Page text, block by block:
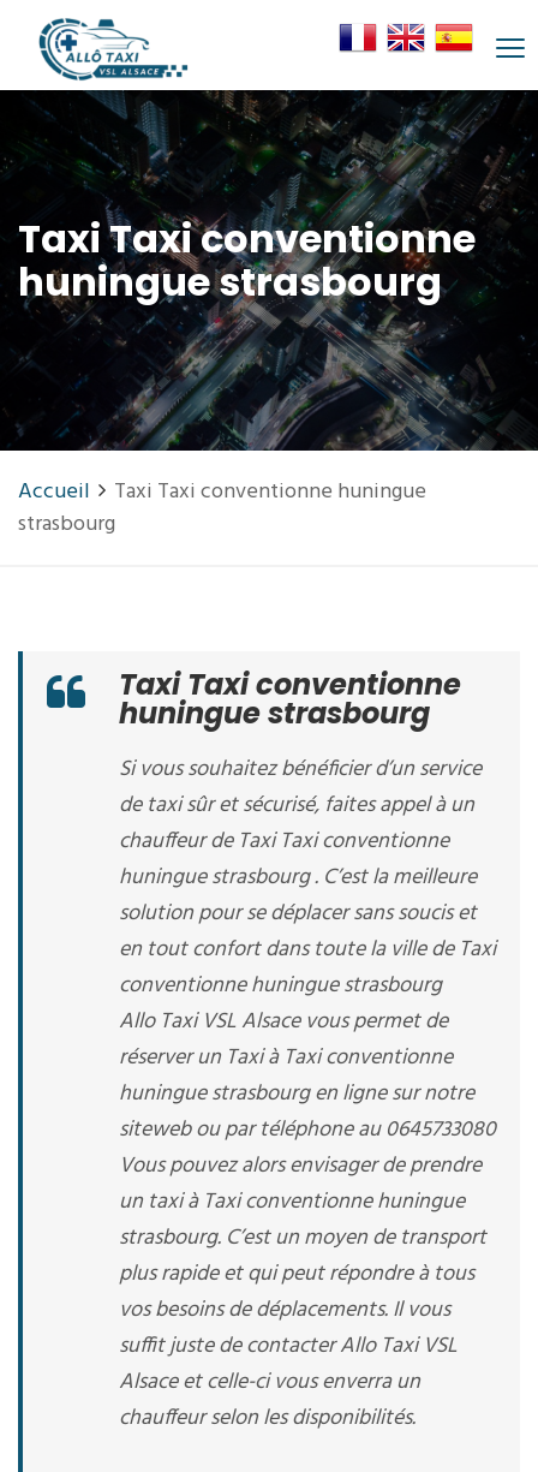
Taxi Taxi conventionne
huningue strasbourg
Accueil
Taxi Taxi conventionne huningue
strasbourg
Taxi Taxi conventionne
huningue strasbourg
Si vous souhaitez bénéficier d’un service
de taxi sûr et sécurisé, faites appel à un
chauffeur de Taxi Taxi conventionne
huningue strasbourg . C’est la meilleure
solution pour se déplacer sans soucis et
en tout confort dans toute la ville de Taxi
conventionne huningue strasbourg
Allo Taxi VSL Alsace vous permet de
réserver un Taxi à Taxi conventionne
huningue strasbourg en ligne sur notre
siteweb ou par téléphone au 0645733080
Vous pouvez alors envisager de prendre
un taxi à Taxi conventionne huningue
strasbourg. C’est un moyen de transport
plus rapide et qui peut répondre à tous
vos besoins de déplacements. Il vous
suffit juste de contacter Allo Taxi VSL
Alsace et celle-ci vous enverra un
chauffeur selon les disponibilités.